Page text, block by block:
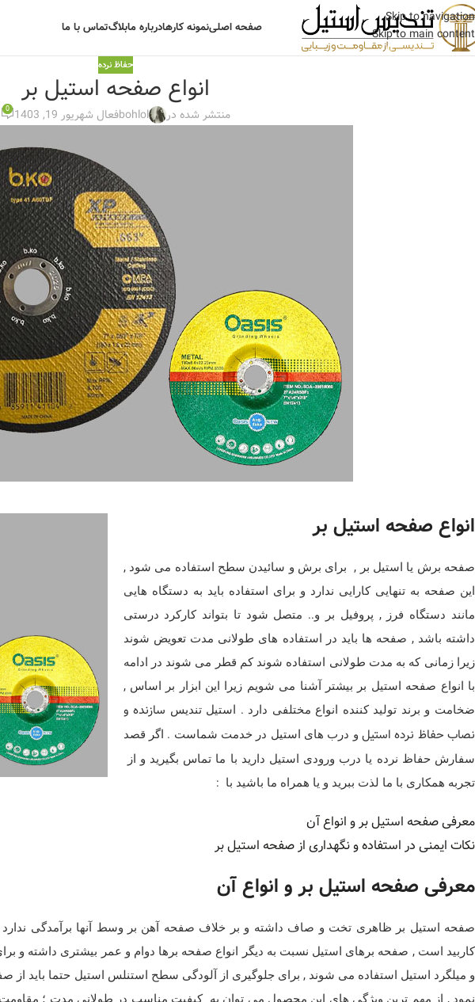
Skip to navigation
Skip to main content
صفحه اصلینمونه کارهادرباره مابلاگتماس با ما
حفاظ نرده
انواع صفحه استیل بر
منتشر شده در bohlolفعال شهریور 19, 1403 0
انواع صفحه استیل بر
صفحه برش یا استیل بر , برای برش و سائیدن سطح استفاده می شود ,
این صفحه به تنهایی کارایی ندارد و برای استفاده باید به دستگاه هایی
مانند دستگاه فرز , پروفیل بر و.. متصل شود تا بتواند کارکرد درستی
داشته باشد , صفحه ها باید در استفاده های طولانی مدت تعویض شوند
زیرا زمانی که به مدت طولانی استفاده شوند کم قطر می شوند در ادامه
با انواع صفحه استیل بر بیشتر آشنا می شویم زیرا این ابزار بر اساس ,
ضخامت و برند تولید کننده انواع مختلفی دارد . استیل تندیس سازنده و
نصاب حفاظ نرده استیل و درب های استیل در خدمت شماست . اگر قصد
سفارش حفاظ نرده یا درب ورودی استیل دارید با ما تماس بگیرید و از
تجربه همکاری با ما لذت ببرید و یا همراه ما باشید با :
معرفی صفحه استیل بر و انواع آن
نکات ایمنی در استفاده و نگهداری از صفحه استیل بر
معرفی صفحه استیل بر و انواع آن
صفحه استیل بر ظاهری تخت و صاف داشته و بر خلاف صفحه آهن بر وسط آنها برآمدگی
کاربید است , صفحه برهای استیل نسبت به دیگر انواع صفحه برها دوام و عمر بیشتری داشته و
و میلگرد استیل استفاده می شوند , برای جلوگیری از آلودگی سطح استنلس استیل حتما باید
نمود , از مهم ترین ویژگی های این محصول می توان به کیفیت مناسب در طولانی مدت ؛ مقاومت